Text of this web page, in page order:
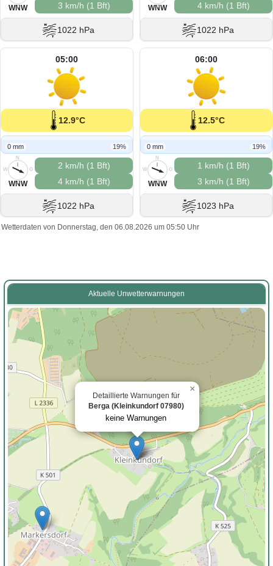
S
WNW
3 km/h (1 Bft)
1022 hPa
S
WNW
4 km/h (1 Bft)
1022 hPa
05:00
12.9°C
0 mm 19%
N
O
S
W
WNW
2 km/h (1 Bft)
4 km/h (1 Bft)
1022 hPa
06:00
12.5°C
0 mm 19%
N
O
S
W
WNW
1 km/h (1 Bft)
3 km/h (1 Bft)
1023 hPa
Wetterdaten von Donnerstag, den 06.08.2026 um 05:50 Uhr
Aktuelle Unwetterwarnungen
Detaillierte Warnungen für
Berga (Kleinkundorf 07980)
keine Warnungen
×